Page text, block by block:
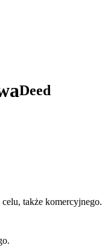
Deed
także komercyjnego.